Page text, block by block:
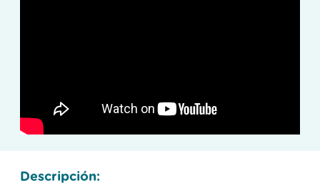
Descripción: